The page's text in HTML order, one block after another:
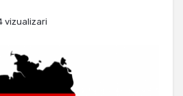
vizualizari